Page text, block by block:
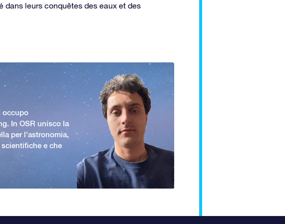
leurs conquêtes des eaux et des
occupo
In OSR unisco la
per l'astronomia,
e che